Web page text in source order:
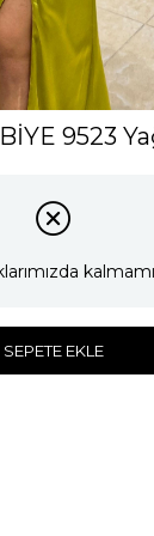
9523
SEPETE EKLE